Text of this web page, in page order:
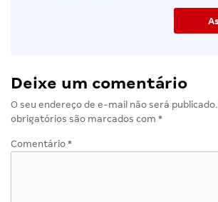
Deixe um comentário
O seu endereço de e-mail não será publicado.
obrigatórios são marcados com *
Comentário *